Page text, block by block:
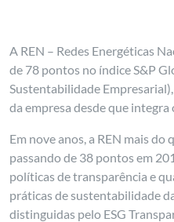
A REN – Redes Energéticas
de 78 pontos no índice S&P
Sustentabilidade
da empresa desde que integra
Em nove anos, a REN mais
passando de 38 pontos em
políticas de transparência e
práticas de sustentabilidade
distinguidas pelo ESG